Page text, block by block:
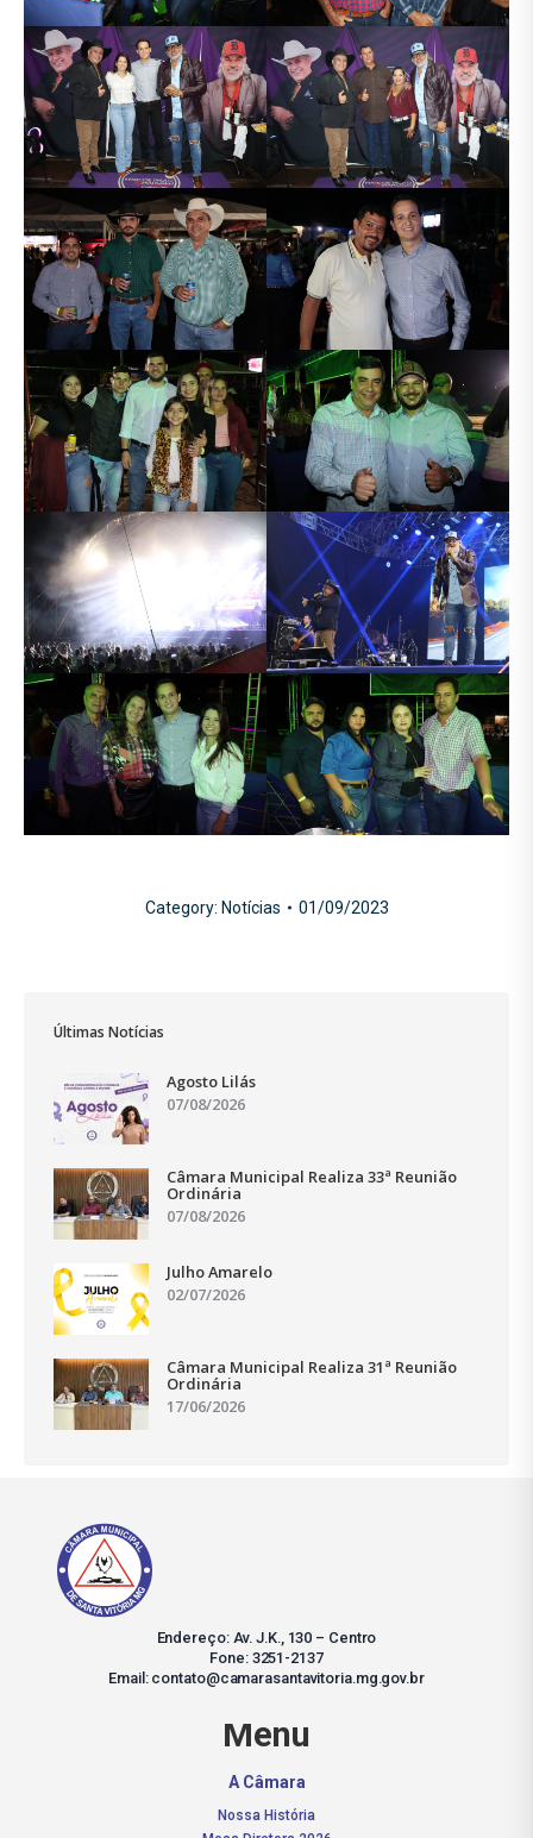
Category: Notícias 01/09/2023
Últimas Notícias
Agosto Lilás
07/08/2026
Câmara Municipal Realiza 33ª Reunião
Ordinária
07/08/2026
Julho Amarelo
02/07/2026
Câmara Municipal Realiza 31ª Reunião
Ordinária
17/06/2026
Endereço: Av. J.K., 130 – Centro
Fone: 3251-2137
Email: contato@camarasantavitoria.mg.gov.br
Menu
A Câmara
Nossa História